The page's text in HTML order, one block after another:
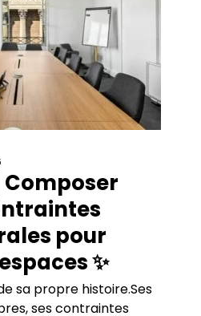
Composer
pour
✨
sa propre histoire.Ses
ses contraintes